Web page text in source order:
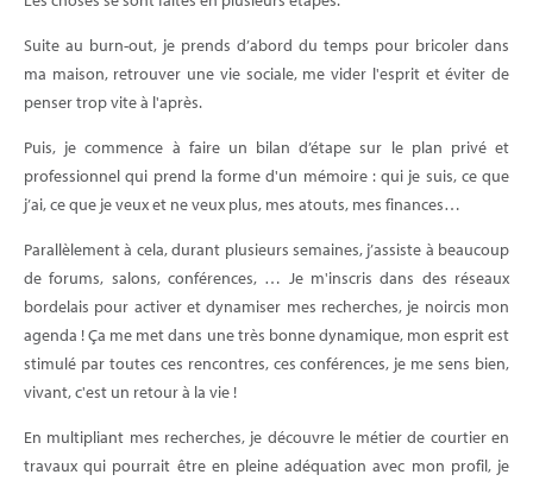
Suite au burn-out, je prends d’abord du temps pour bricoler dans
ma maison, retrouver une vie sociale, me vider l'esprit et éviter de
penser trop vite à l'après.
Puis, je commence à faire un bilan d’étape sur le plan privé et
professionnel qui prend la forme d'un mémoire : qui je suis, ce que
j’ai, ce que je veux et ne veux plus, mes atouts, mes finances…
Parallèlement à cela, durant plusieurs semaines, j’assiste à beaucoup
de forums, salons, conférences, … Je m'inscris dans des réseaux
bordelais pour activer et dynamiser mes recherches, je noircis mon
agenda ! Ça me met dans une très bonne dynamique, mon esprit est
stimulé par toutes ces rencontres, ces conférences, je me sens bien,
vivant, c'est un retour à la vie !
En multipliant mes recherches, je découvre le métier de courtier en
travaux qui pourrait être en pleine adéquation avec mon profil, je